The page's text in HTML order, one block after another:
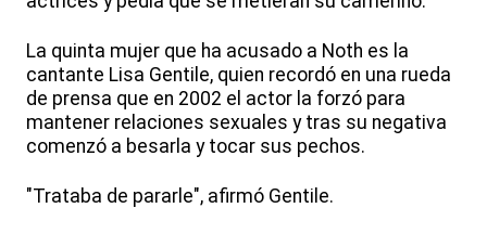
La quinta mujer que ha acusado a Noth es la
cantante Lisa Gentile, quien recordó en una rueda
de prensa que en 2002 el actor la forzó para
mantener relaciones sexuales y tras su negativa
comenzó a besarla y tocar sus pechos.
"Trataba de pararle", afirmó Gentile.